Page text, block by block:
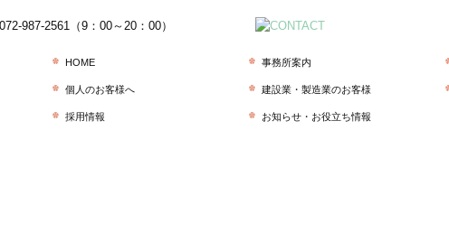
HOME 事務所案内
個人のお客様へ 建設業・製造業のお客様
採用情報 お知らせ・お役立ち情報